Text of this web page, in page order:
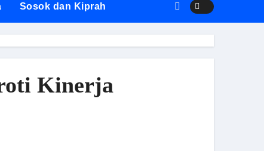
Sosok dan Kiprah
Kinerja